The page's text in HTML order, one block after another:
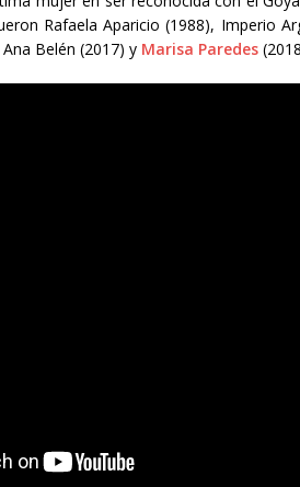
Rafaela Aparicio (1988), Imperio
Belén (2017) y Marisa Paredes